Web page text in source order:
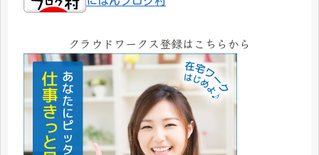
クラウドワークス登録はこちらから